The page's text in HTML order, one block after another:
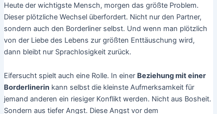
Heute der wichtigste Mensch, morgen das größte Problem.
Dieser plötzliche Wechsel überfordert. Nicht nur den Partner,
sondern auch den Borderliner selbst. Und wenn man plötzlich
von der Liebe des Lebens zur größten Enttäuschung wird,
dann bleibt nur Sprachlosigkeit zurück.
Eifersucht spielt auch eine Rolle. In einer Beziehung mit einer
Borderlinerinkann selbst die kleinste Aufmerksamkeit für
jemand anderen ein riesiger Konflikt werden. Nicht aus Bosheit.
Sondern aus tiefer Angst. Diese Angst vor dem